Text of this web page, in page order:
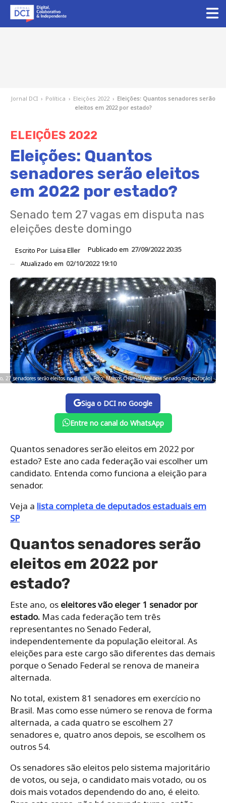
Jornal DCI › Política › Eleições 2022 › Eleições: Quantos senadores serão
eleitos em 2022 por estado?
ELEIÇÕES 2022
Eleições: Quantos
senadores serão eleitos
em 2022 por estado?
Senado tem 27 vagas em disputa nas
eleições deste domingo
Escrito Por Luisa Eller Publicado em 27/09/2022 20:35
Atualizado em 02/10/2022 19:10
27 senadores serão eleitos no Brasil. - Foto: Marcos Oliveira/Agência Senado/Reprodução)
Siga o DCI no Google
Entre no canal do WhatsApp
Quantos senadores serão eleitos em 2022 por
estado? Este ano cada federação vai escolher um
candidato. Entenda como funciona a eleição para
senador.
Veja a lista completa de deputados estaduais em
SP
Quantos senadores serão
eleitos em 2022 por
estado?
Este ano, os eleitores vão eleger 1 senador por
estado. Mas cada federação tem três
representantes no Senado Federal,
independentemente da população eleitoral. As
eleições para este cargo são diferentes das demais
porque o Senado Federal se renova de maneira
alternada.
No total, existem 81 senadores em exercício no
Brasil. Mas como esse número se renova de forma
alternada, a cada quatro se escolhem 27
senadores e, quatro anos depois, se escolhem os
outros 54.
Os senadores são eleitos pelo sistema majoritário
de votos, ou seja, o candidato mais votado, ou os
dois mais votados dependendo do ano, é eleito.